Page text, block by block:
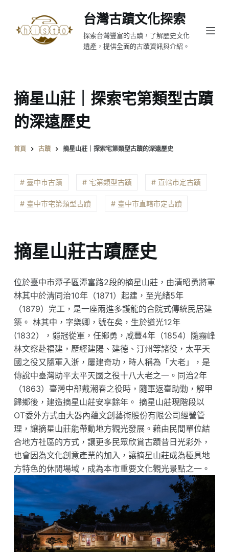
至
台灣古蹟文化探索
探索台灣豐富的古蹟，了解歷史文化
遺產，提供全面的古蹟資訊與介紹。
摘星山莊｜探索宅第類型古蹟
的深遠歷史
首頁 古蹟 摘星山莊｜探索宅第類型古蹟的深遠歷史
# 臺中市古蹟 # 宅第類型古蹟 # 直轄市定古蹟
# 臺中市宅第類型古蹟 # 臺中市直轄市定古蹟
摘星山莊古蹟歷史
位於臺中市潭子區潭富路2段的摘星山莊，由清昭勇將軍
林其中於清同治10年（1871）起建，至光緒5年
（1879）完工，是一座兩進多護龍的合院式傳統民居建
築。 林其中，字樂卿，號在矣，生於道光12年
(1832），弱冠從軍，任鄉勇，咸豐4年（1854）隨霧峰
林文察赴福建，歷經建陽、建德、汀州等諸役，太平天
國之役又隨軍入浙，屢建奇功，時人稱為「大老」，是
傳說中臺灣助平太平天國之役十八大老之一。同治2年
（1863）臺灣中部戴潮春之役時，隨軍返臺助勦，解甲
歸鄉後，建造摘星山莊安享餘年。 摘星山莊現階段以
OT委外方式由大器內蘊文創藝術股份有限公司經營管
理，讓摘星山莊能帶動地方觀光發展。藉由民間單位結
合地方社區的方式，讓更多民眾欣賞古蹟昔日光彩外，
也會因為文化創意產業的加入，讓摘星山莊成為極具地
方特色的休閒場域，成為本市重要文化觀光景點之一。